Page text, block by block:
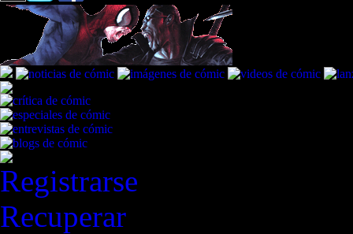
Registrarse
Recuperar